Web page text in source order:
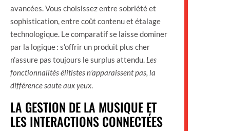
avancées. Vous choisissez entre sobriété et
sophistication, entre coût contenu et étalage
technologique. Le comparatif se laisse dominer
par la logique : s’offrir un produit plus cher
n’assure pas toujours le surplus attendu. Les
fonctionnalités élitistes n’apparaissent pas, la
différence saute aux yeux.
LA GESTION DE LA MUSIQUE ET
LES INTERACTIONS CONNECTÉES